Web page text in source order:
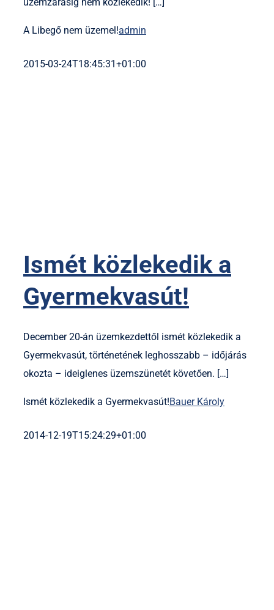
üzemzárásig nem közlekedik! […]
A Libegő nem üzemel!admin
2015-03-24T18:45:31+01:00
Ismét közlekedik a
Gyermekvasút!
December 20-án üzemkezdettől ismét közlekedik a
Gyermekvasút, történetének leghosszabb – időjárás
okozta – ideiglenes üzemszünetét követően. […]
Ismét közlekedik a Gyermekvasút!Bauer Károly
2014-12-19T15:24:29+01:00